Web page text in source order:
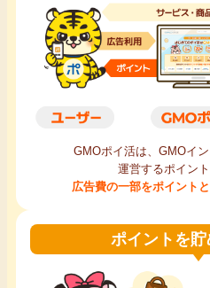
毎日ゲット
特集一覧
GMOポイ活の使い方
GMOポイ活は、GMOイ
運営するポイント
広告費の一部をポイント
ポイントを貯